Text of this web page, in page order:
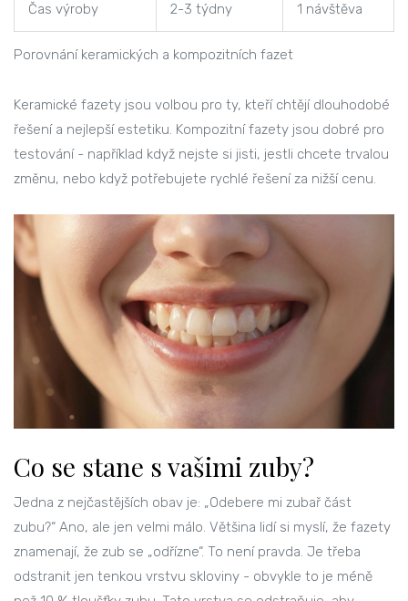
Porovnání keramických a kompozitních fazet
Čas výroby 2-3 týdny 1 návštěva
Keramické fazety jsou volbou pro ty, kteří chtějí dlouhodobé
řešení a nejlepší estetiku. Kompozitní fazety jsou dobré pro
testování - například když nejste si jisti, jestli chcete trvalou
změnu, nebo když potřebujete rychlé řešení za nižší cenu.
Co se stane s vašimi zuby?
Jedna z nejčastějších obav je: „Odebere mi zubař část
zubu?“ Ano, ale jen velmi málo. Většina lidí si myslí, že fazety
znamenají, že zub se „odřízne“. To není pravda. Je třeba
odstranit jen tenkou vrstvu skloviny - obvykle to je méně